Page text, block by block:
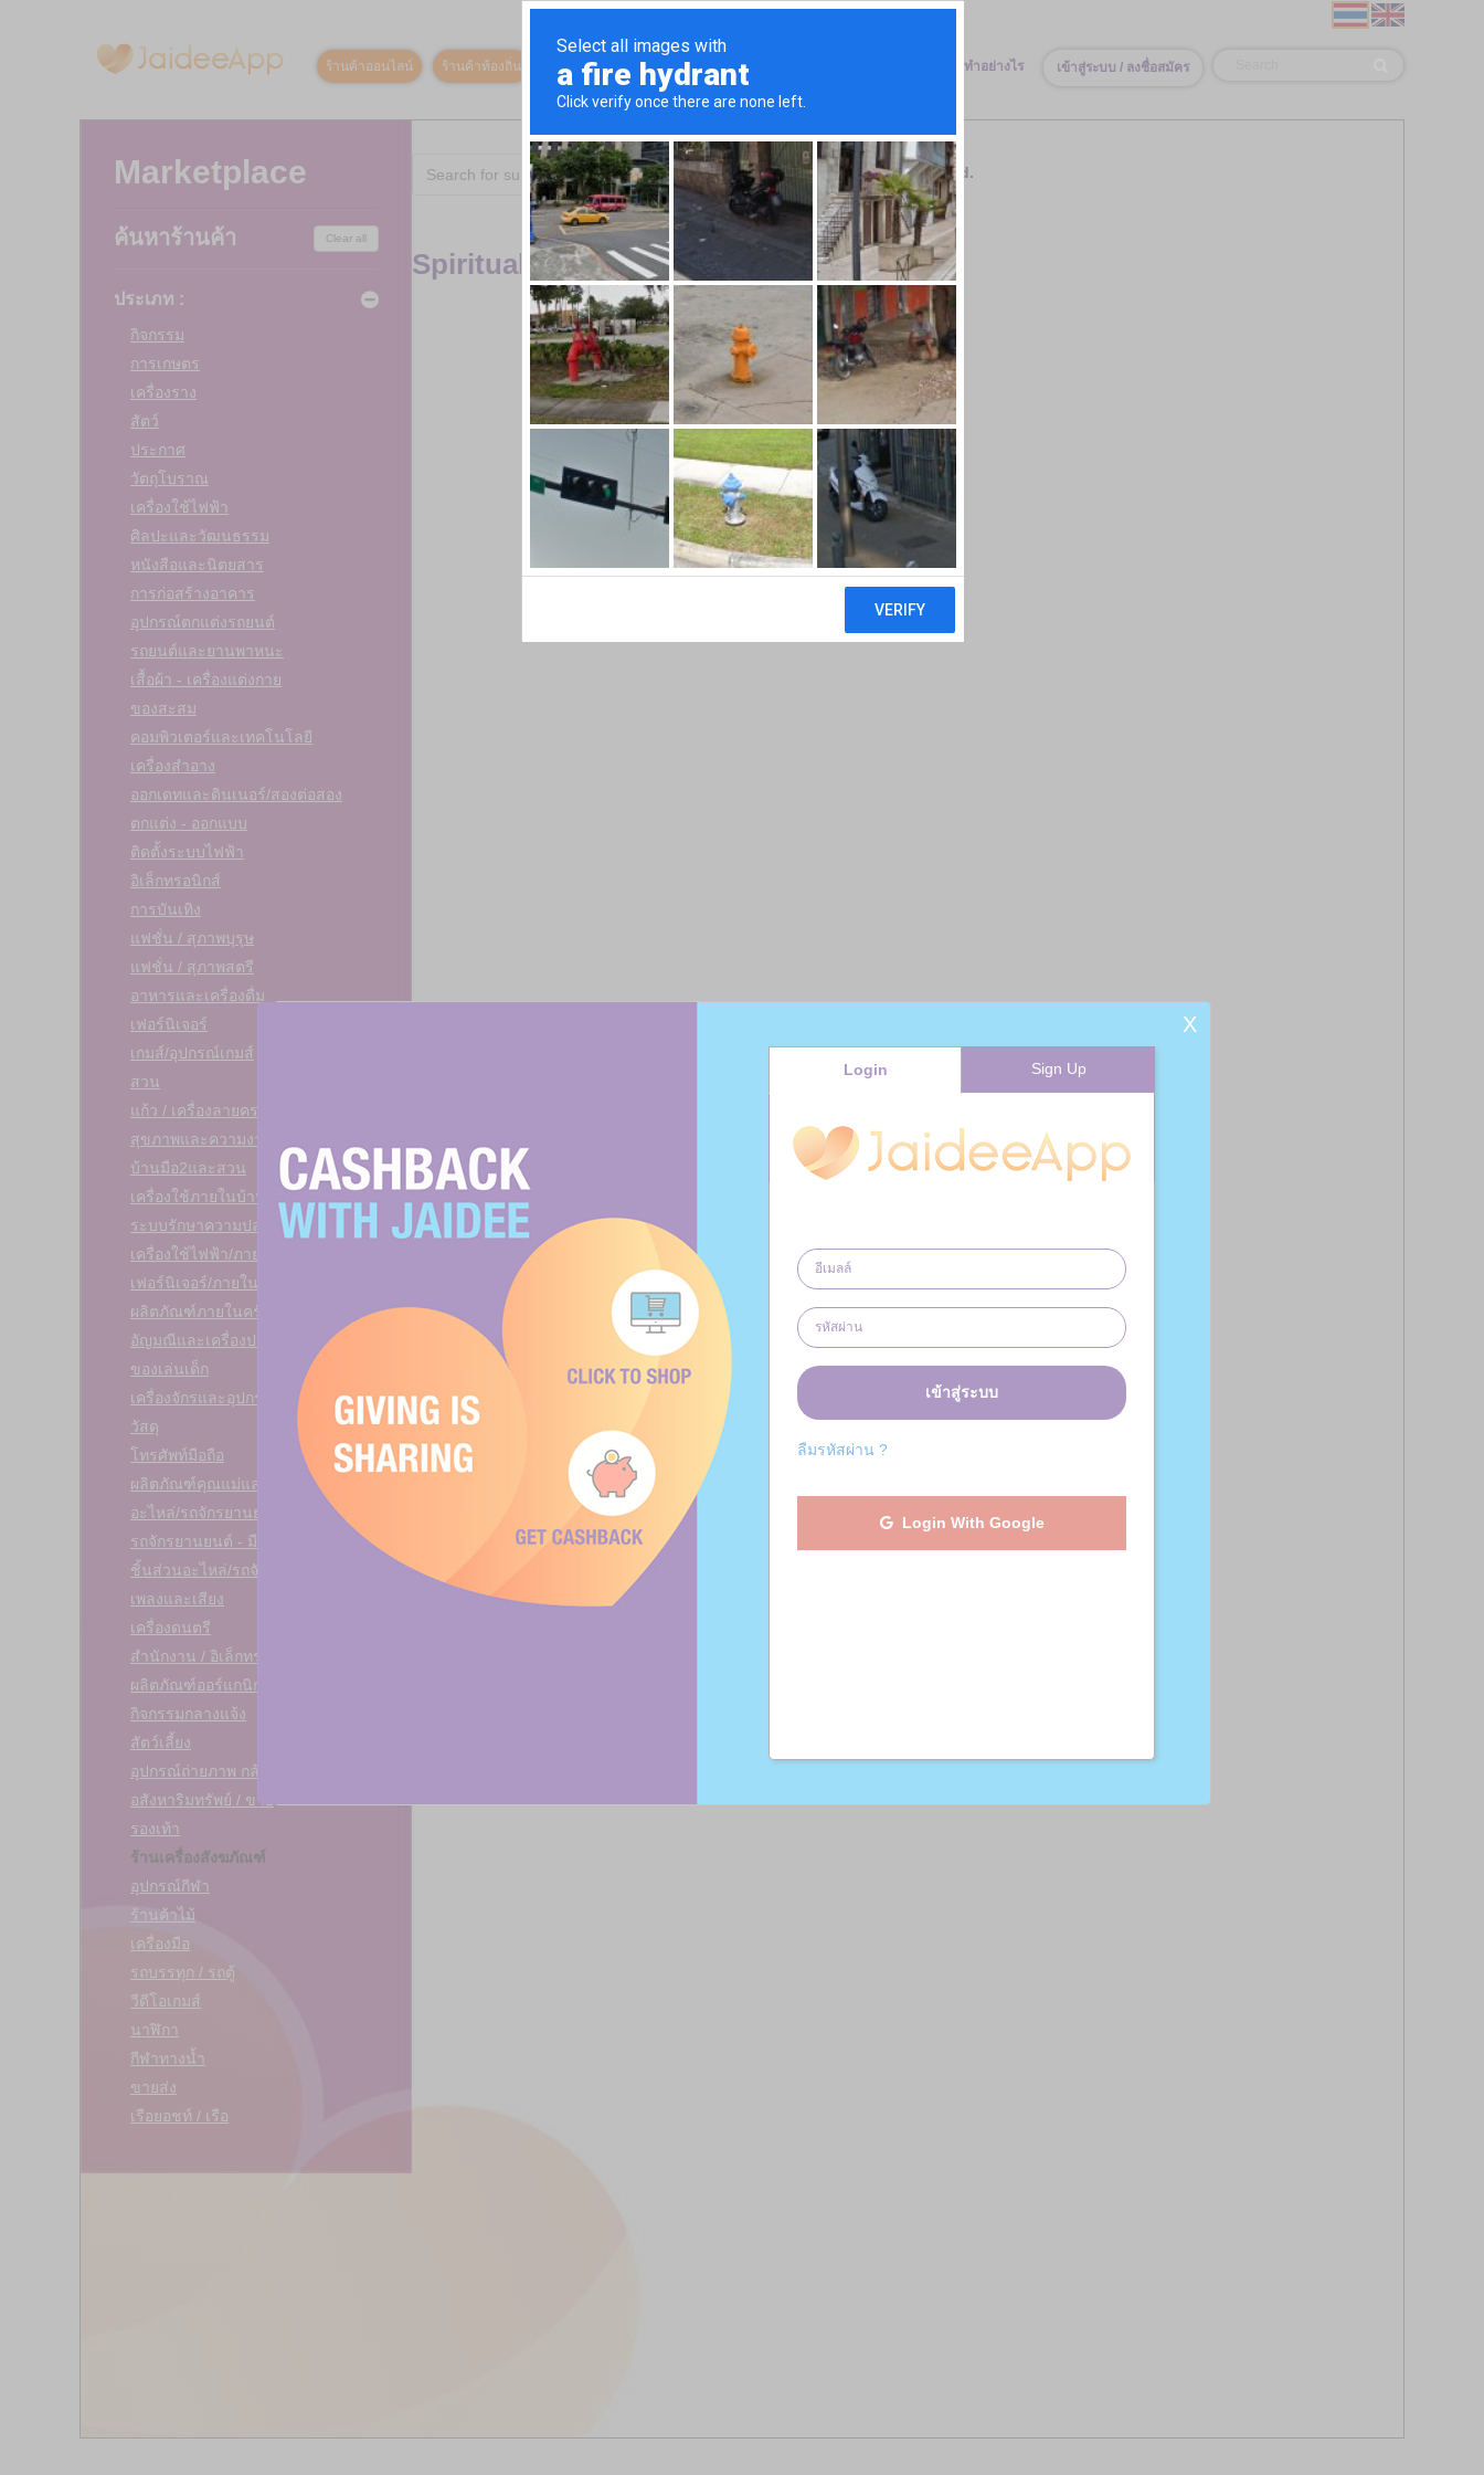
ร้านค้าออนไลน์ ร้านค้าท้องถิ่น ตลาดสินค้า วิธีการทำงาน เกี่ยวกับเรา ทำอย่างไร เข้าสู่ระบบ / ลงชื่อสมัคร
Marketplace
ค้นหาร้านค้า Clear all
ประเภท :
กิจกรรม
การเกษตร
เครื่องราง
สัตว์
ประกาศ
วัตถุโบราณ
เครื่องใช้ไฟฟ้า
ศิลปะและวัฒนธรรม
หนังสือและนิตยสาร
การก่อสร้างอาคาร
อุปกรณ์ตกแต่งรถยนต์
รถยนต์และยานพาหนะ
เสื้อผ้า - เครื่องแต่งกาย
ของสะสม
คอมพิวเตอร์และเทคโนโลยี
เครื่องสำอาง
ออกเดทและดินเนอร์/สองต่อสอง
ตกแต่ง - ออกแบบ
ติดตั้งระบบไฟฟ้า
อิเล็กทรอนิกส์
การบันเทิง
แฟชั่น / สุภาพบุรุษ
แฟชั่น / สุภาพสตรี
อาหารและเครื่องดื่ม
เฟอร์นิเจอร์
เกมส์/อุปกรณ์เกมส์
สวน
แก้ว / เครื่องลายคราม
สุขภาพและความงาม
บ้านมือ2และสวน
เครื่องใช้ภายในบ้าน
ระบบรักษาความปลอดภัยบ้าน
เครื่องใช้ไฟฟ้า/ภายในครัวเรือน
เฟอร์นิเจอร์/ภายในครัวเรือน
ผลิตภัณฑ์ภายในครัวเรือน
อัญมณีและเครื่องประดับแฟชั่น
ของเล่นเด็ก
เครื่องจักรและอุปกรณ์
วัสดุ
โทรศัพท์มือถือ
ผลิตภัณฑ์คุณแม่และเด็ก
อะไหล่/รถจักรยานยนต์
รถจักรยานยนต์ - มือสอง
ชิ้นส่วนอะไหล่/รถจักรยานยนต์
เพลงและเสียง
เครื่องดนตรี
สำนักงาน / อิเล็กทรอนิคส์
ผลิตภัณฑ์ออร์แกนิก
กิจกรรมกลางแจ้ง
สัตว์เลี้ยง
อุปกรณ์ถ่ายภาพ กล้อง - วิดีโอ - ดีวีดี
อสังหาริมทรัพย์ / ขาย
รองเท้า
ร้านเครื่องสังฆภัณฑ์
อุปกรณ์กีฬา
ร้านค้าไม้
เครื่องมือ
รถบรรทุก / รถตู้
วีดีโอเกมส์
นาฬิกา
กีฬาทางน้ำ
ขายส่ง
เรือยอชท์ / เรือ
Total0items found.
Spiritual
No Data
X
Login Sign Up
เข้าสู่ระบบ
ลืมรหัสผ่าน ?
Login With Google